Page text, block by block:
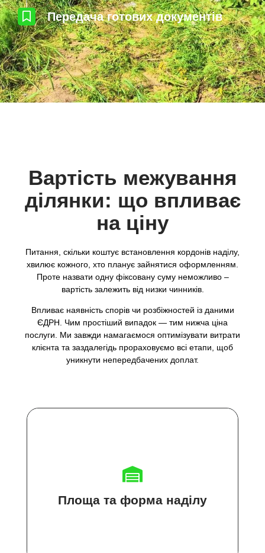
Передача готових документів
Вартість межування
ділянки: що впливає
на ціну
Питання, скільки коштує встановлення кордонів наділу,
хвилює кожного, хто планує зайнятися оформленням.
Проте назвати одну фіксовану суму неможливо –
вартість залежить від низки чинників.
Впливає наявність спорів чи розбіжностей із даними
ЄДРН. Чим простіший випадок — тим нижча ціна
послуги. Ми завжди намагаємося оптимізувати витрати
клієнта та заздалегідь прораховуємо всі етапи, щоб
уникнути непередбачених доплат.
Площа та форма наділу